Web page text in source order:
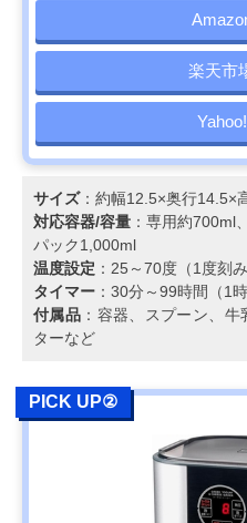
楽天市
サイズ：約幅12.5×奥行14.5×
対応容器/容量 ：専用約700ml
パック1,000ml
温度設定 ：25～70度（1度刻み
タイマー ：30分～99時間（1
付属品 ：容器、スプーン、
ターなど
PICK UP②